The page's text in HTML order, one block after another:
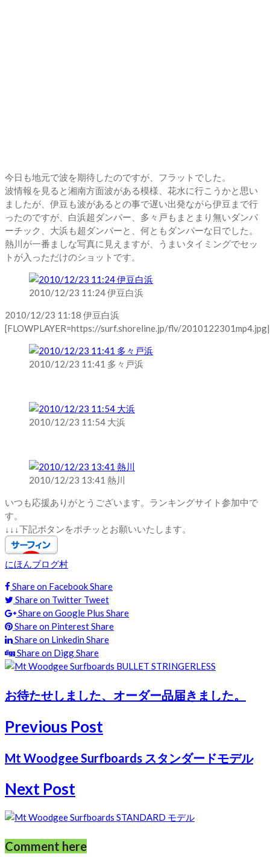
今日も地元で波を期待したのですが、フラットでした。
波情報を見ると湘南方面波がある模様、花水に行こうかと思い
ましたが、伊豆も波があるとの事で遅い出発ながら伊豆まで行
ったのですが、白浜超ダンパー、多々戸もまとまり無いダンパ
ーチック、大浜も超ダンパーと、何ともダンパーな日でした。
熱川が一番ましな写真に見えますが、うまいタイミングでセッ
トが入っただけのショットです。
2010/12/23 11:24 伊豆白浜
2010/12/23 11:18 伊豆白浜
[FLOWPLAYER=https://surf.shoreline.jp/flv/
2010/12/23 11:41 多々戸浜
2010/12/23 11:54 大浜
2010/12/23 13:41 熱川
いつも応援ありがとうございます。ランキングサイト参加中で
す。
↓↓↓下記ボタンをポチッとお願いいたします。
にほんブログ村
Share on FacebookShare
Share on Twitter Tweet
Share on Google Plus Share
Share on PinterestShare
Share on LinkedinShare
Share on DiggShare
お待たせしました、オーダー品届きました。
Previous Post
Mt Woodgee Surfboards スタンダードモデル
Next Post
Comment here